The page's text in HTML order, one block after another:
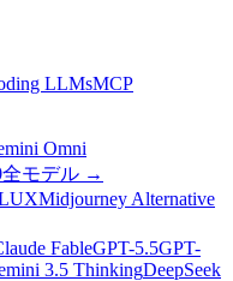
LLMsMCP
Omni
全モデル →
Midjourney Alternative
FableGPT-5.5GPT-
3.5 ThinkingDeepSeek